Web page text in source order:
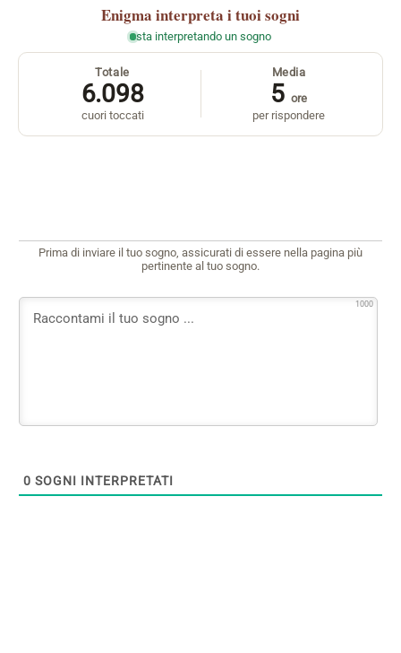
Enigma interpreta i tuoi sogni
sta interpretando un sogno
Totale
6.098
cuori toccati
Media
5 ore
per rispondere
Prima di inviare il tuo sogno, assicurati di essere nella pagina più
pertinente al tuo sogno.
1000
0 SOGNI INTERPRETATI